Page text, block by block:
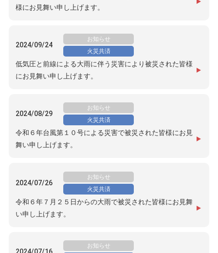
様にお見舞い申し上げます。
2024/09/24
お知らせ
火災共済
低気圧と前線による大雨に伴う災害により被災された皆様
にお見舞い申し上げます。
2024/08/29
お知らせ
火災共済
令和６年台風第１０号による災害で被災された皆様にお見
舞い申し上げます。
2024/07/26
お知らせ
火災共済
令和６年７月２５日からの大雨で被災された皆様にお見舞
い申し上げます。
2024/07/16
お知らせ